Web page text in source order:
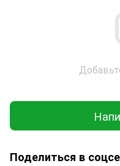
Поделиться в